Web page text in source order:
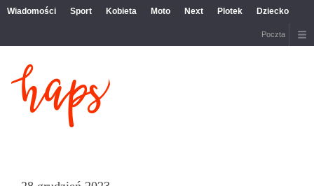
Wiadomości Sport Kobieta Moto Next Plotek Dziecko
Poczta